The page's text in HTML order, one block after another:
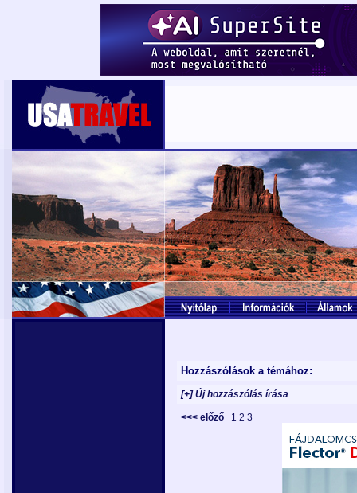
Hozzászólások a témához:
[+] Új hozzászólás írása
<<< előző 1 2 3